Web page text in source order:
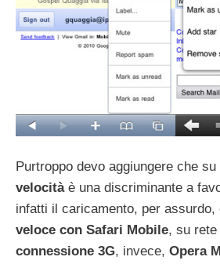
Purtroppo devo aggiungere che su
velocitàè una discriminante a
infatti il caricamento, per assurdo,
veloce con Safari Mobile, su rete
connessione 3G, invece, Opera